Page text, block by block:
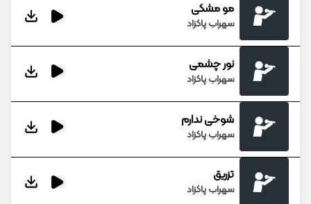
مو مشکی
سهراب پاکزاد
نور چشمی
سهراب پاکزاد
شوخی ندارم
سهراب پاکزاد
تزریق
سهراب پاکزاد